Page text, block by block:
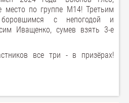
место по группе М14! Третьим
с непогодой и
Иващенко, сумев взять 3-е
все три - в призёрах!